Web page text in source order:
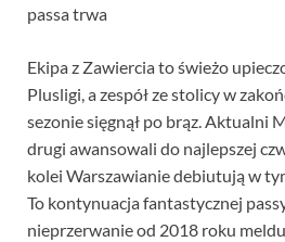
passa trwa
Ekipa z Zawiercia to świeżo
Plusligi, a zespół ze stolicy w
sezonie sięgnął po brąz. Aktualni
drugi awansowali do najlepszej
kolei Warszawianie debiutują w
To kontynuacja fantastycznej
nieprzerwanie od 2018 roku